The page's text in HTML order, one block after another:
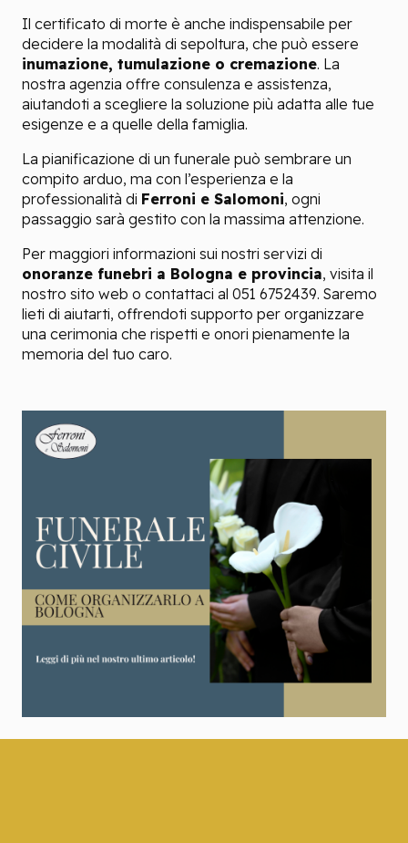
Il certificato di morte è anche indispensabile per
decidere la modalità di sepoltura, che può essere
inumazione, tumulazione o cremazione. La
nostra agenzia offre consulenza e assistenza,
aiutandoti a scegliere la soluzione più adatta alle tue
esigenze e a quelle della famiglia.
La pianificazione di un funerale può sembrare un
compito arduo, ma con l’esperienza e la
professionalità di Ferroni e Salomoni, ogni
passaggio sarà gestito con la massima attenzione.
Per maggiori informazioni sui nostri servizi di
onoranze funebri a Bologna e provincia, visita il
nostro sito web o contattaci al 051 6752439. Saremo
lieti di aiutarti, offrendoti supporto per organizzare
una cerimonia che rispetti e onori pienamente la
memoria del tuo caro.